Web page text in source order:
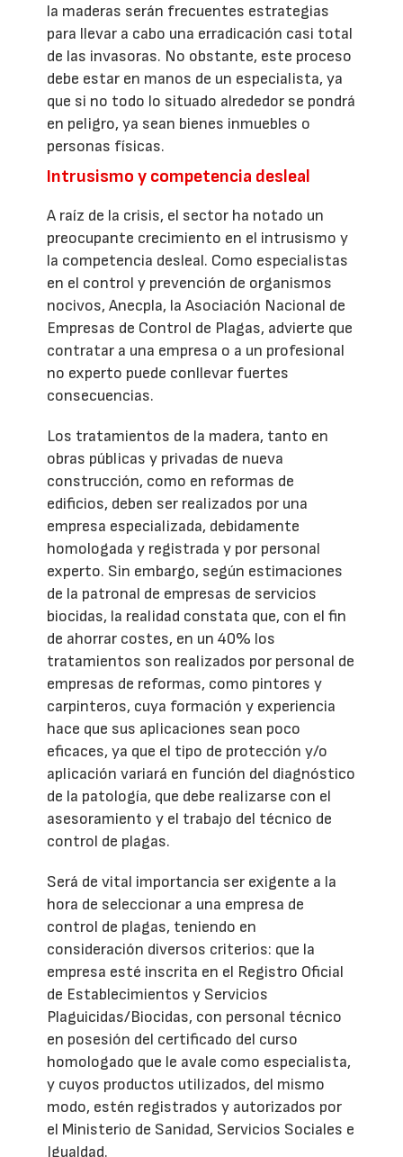
la maderas serán frecuentes estrategias
para llevar a cabo una erradicación casi total
de las invasoras. No obstante, este proceso
debe estar en manos de un especialista, ya
que si no todo lo situado alrededor se pondrá
en peligro, ya sean bienes inmuebles o
personas físicas.
Intrusismo y competencia desleal
A raíz de la crisis, el sector ha notado un
preocupante crecimiento en el intrusismo y
la competencia desleal. Como especialistas
en el control y prevención de organismos
nocivos, Anecpla, la Asociación Nacional de
Empresas de Control de Plagas, advierte que
contratar a una empresa o a un profesional
no experto puede conllevar fuertes
consecuencias.
Los tratamientos de la madera, tanto en
obras públicas y privadas de nueva
construcción, como en reformas de
edificios, deben ser realizados por una
empresa especializada, debidamente
homologada y registrada y por personal
experto. Sin embargo, según estimaciones
de la patronal de empresas de servicios
biocidas, la realidad constata que, con el fin
de ahorrar costes, en un 40% los
tratamientos son realizados por personal de
empresas de reformas, como pintores y
carpinteros, cuya formación y experiencia
hace que sus aplicaciones sean poco
eficaces, ya que el tipo de protección y/o
aplicación variará en función del diagnóstico
de la patología, que debe realizarse con el
asesoramiento y el trabajo del técnico de
control de plagas.
Será de vital importancia ser exigente a la
hora de seleccionar a una empresa de
control de plagas, teniendo en
consideración diversos criterios: que la
empresa esté inscrita en el Registro Oficial
de Establecimientos y Servicios
Plaguicidas/Biocidas, con personal técnico
en posesión del certificado del curso
homologado que le avale como especialista,
y cuyos productos utilizados, del mismo
modo, estén registrados y autorizados por
el Ministerio de Sanidad, Servicios Sociales e
Igualdad.